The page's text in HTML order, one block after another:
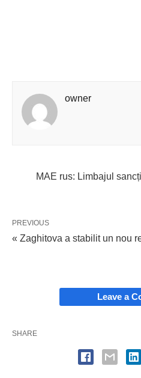
owner
MAE rus: Limbajul
PREVIOUS
« Zaghitova a stabilit un nou
Leave a
SHARE